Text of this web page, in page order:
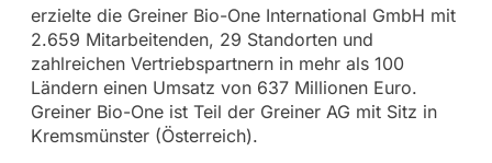
erzielte die Greiner Bio-One International GmbH mit
2.659 Mitarbeitenden, 29 Standorten und
zahlreichen Vertriebspartnern in mehr als 100
Ländern einen Umsatz von 637 Millionen Euro.
Greiner Bio-One ist Teil der Greiner AG mit Sitz in
Kremsmünster (Österreich).